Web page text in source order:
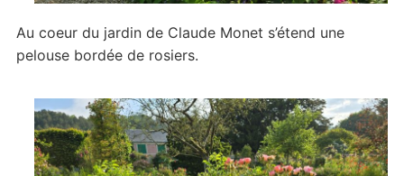
Au coeur du jardin de Claude Monet s’étend une
pelouse bordée de rosiers.